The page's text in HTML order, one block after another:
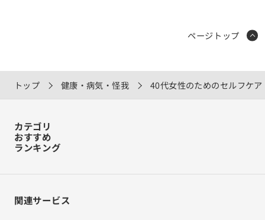
トップ 健康・病気・怪我 40代女性のためのセルフケ
ページトップ
カテゴリ
おすすめ
ランキング
関連サービス